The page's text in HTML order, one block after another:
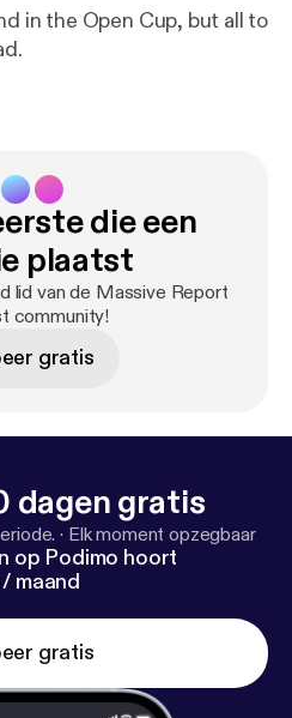
in the Open Cup, but all to
die een
plaatst
lid van de Massive Report
community!
gratis
dagen gratis
· Elk moment opzegbaar
op Podimo hoort
maand
gratis